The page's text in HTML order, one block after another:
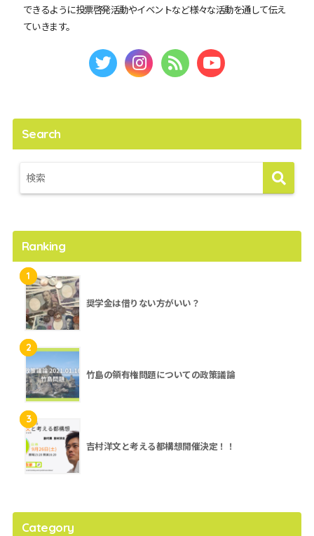
できるように投票啓発活動やイベントなど様々な活動を通して伝え
ていきます。
Search
Ranking
1
奨学金は借りない方がいい？
2
竹島の領有権問題についての政策議論
3
吉村洋文と考える都構想開催決定！！
Category